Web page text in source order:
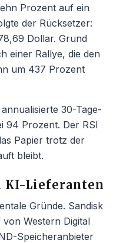
Prozent auf ein
der Rücksetzer:
Dollar. Grund
einer Rallye, die den
um 437 Prozent
30-Tage-
94 Prozent. Der RSI
Papier trotz der
bleibt.
KI-Lieferanten
Gründe. Sandisk
Western Digital
Speicheranbieter